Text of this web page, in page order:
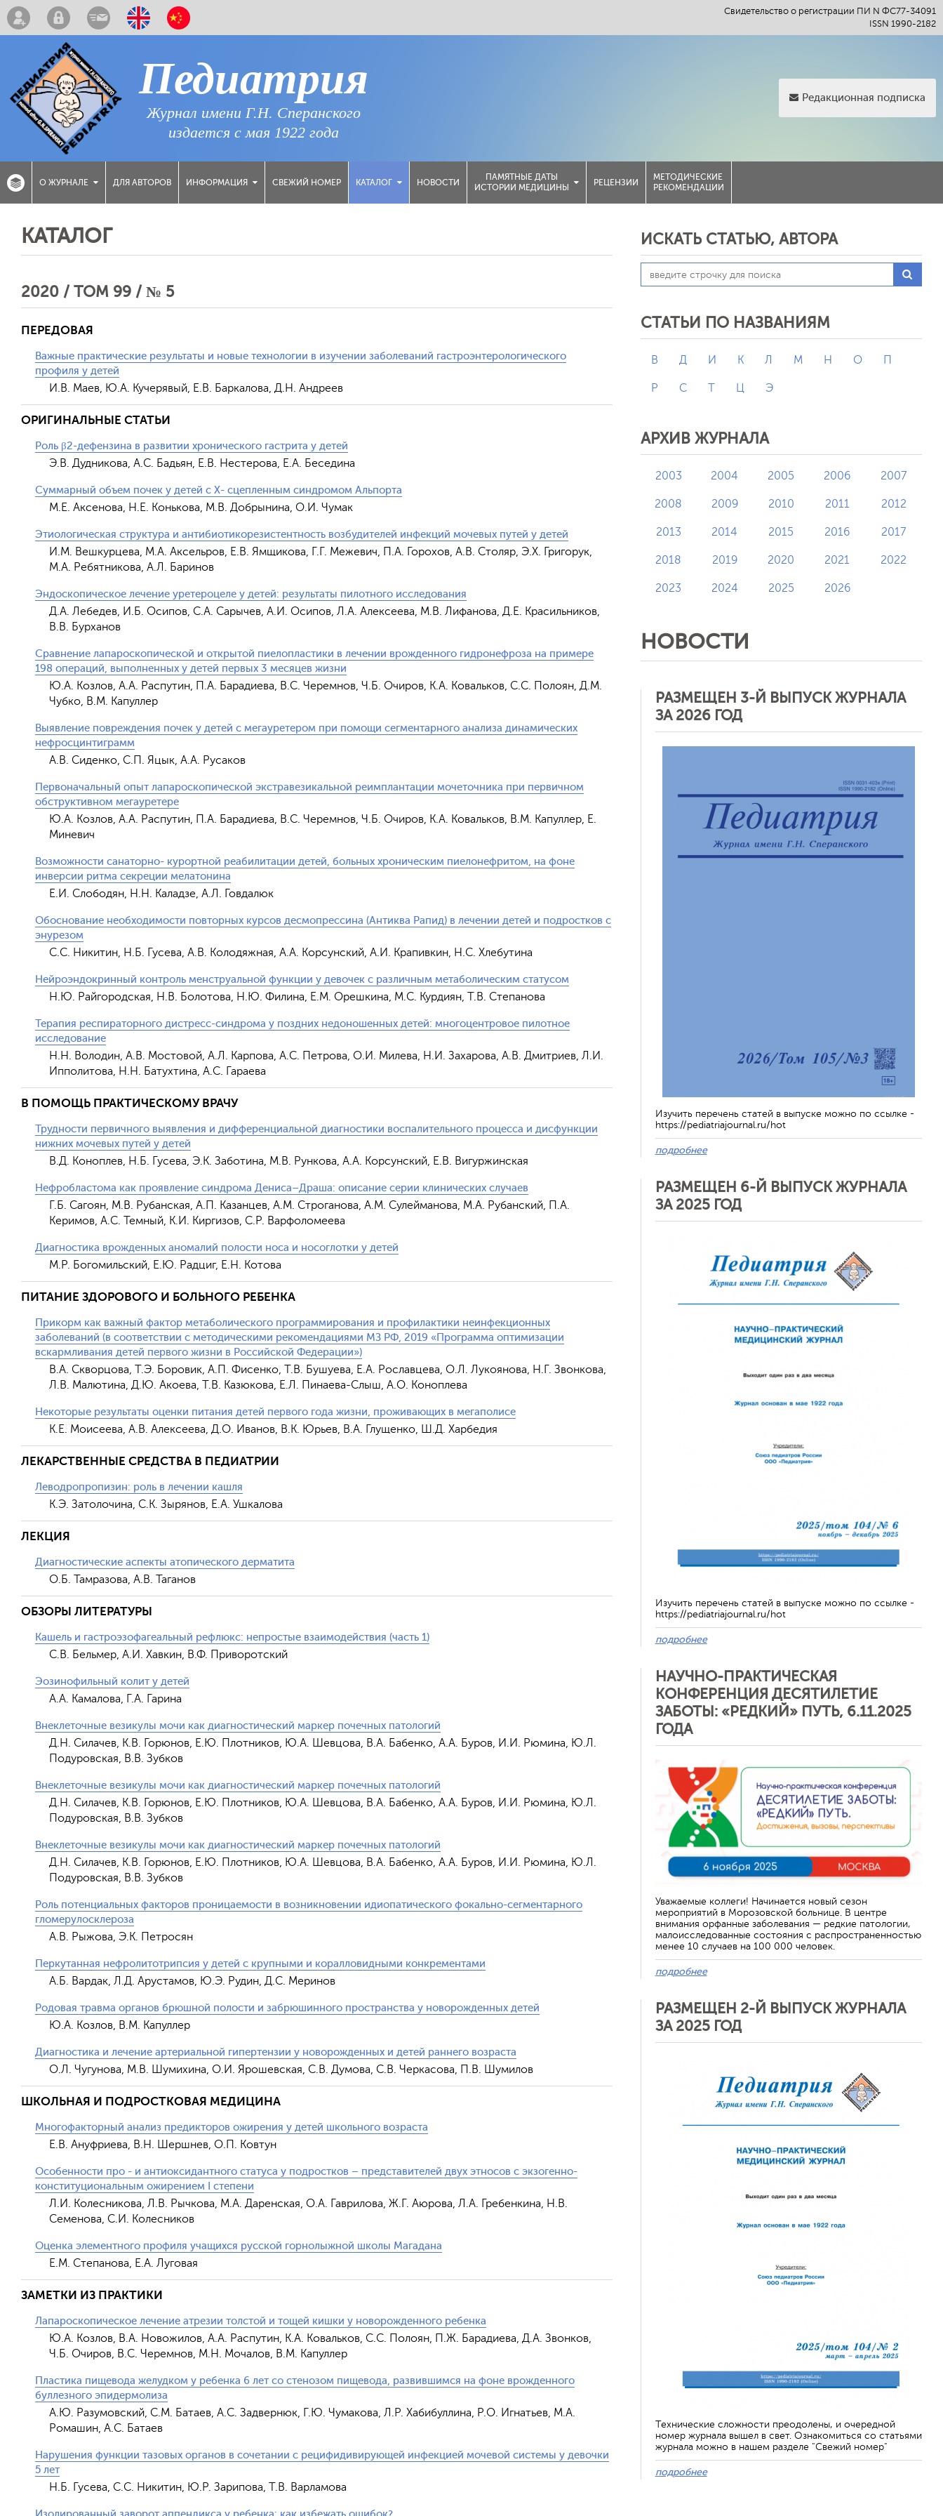
Свидетельство о регистрации ПИ N ФС77-34091
ISSN 1990-2182
Педиатрия
Журнал имени Г.Н. Сперанского
издается с мая 1922 года
Редакционная подписка
О ЖУРНАЛЕ ДЛЯ АВТОРОВ ИНФОРМАЦИЯ СВЕЖИЙ НОМЕР КАТАЛОГ НОВОСТИ
ПАМЯТНЫЕ ДАТЫ
ИСТОРИИ МЕДИЦИНЫ
РЕЦЕНЗИИ
МЕТОДИЧЕСКИЕ
РЕКОМЕНДАЦИИ
КАТАЛОГ
2020 / ТОМ 99 / № 5
ПЕРЕДОВАЯ
Важные практические результаты и новые технологии в изучении заболеваний гастроэнтерологического
профиля у детей
И.В. Маев, Ю.А. Кучерявый, Е.В. Баркалова, Д.Н. Андреев
ОРИГИНАЛЬНЫЕ СТАТЬИ
Роль β2-дефензина в развитии хронического гастрита у детей
Э.В. Дудникова, А.С. Бадьян, Е.В. Нестерова, Е.А. Беседина
Суммарный объем почек у детей с Х- сцепленным синдромом Альпорта
М.Е. Аксенова, Н.Е. Конькова, М.В. Добрынина, О.И. Чумак
Этиологическая структура и антибиотикорезистентность возбудителей инфекций мочевых путей у детей
И.М. Вешкурцева, М.А. Аксельров, Е.В. Ямщикова, Г.Г. Межевич, П.А. Горохов, А.В. Столяр, Э.Х. Григорук,
М.А. Ребятникова, А.Л. Баринов
Эндоскопическое лечение уретероцеле у детей: результаты пилотного исследования
Д.А. Лебедев, И.Б. Осипов, С.А. Сарычев, А.И. Осипов, Л.А. Алексеева, М.В. Лифанова, Д.Е. Красильников,
В.В. Бурханов
Сравнение лапароскопической и открытой пиелопластики в лечении врожденного гидронефроза на примере
198 операций, выполненных у детей первых 3 месяцев жизни
Ю.А. Козлов, А.А. Распутин, П.А. Барадиева, В.С. Черемнов, Ч.Б. Очиров, К.А. Ковальков, С.С. Полоян, Д.М.
Чубко, В.М. Капуллер
Выявление повреждения почек у детей с мегауретером при помощи сегментарного анализа динамических
нефросцинтиграмм
А.В. Сиденко, С.П. Яцык, А.А. Русаков
Первоначальный опыт лапароскопической экстравезикальной реимплантации мочеточника при первичном
обструктивном мегауретере
Ю.А. Козлов, А.А. Распутин, П.А. Барадиева, В.С. Черемнов, Ч.Б. Очиров, К.А. Ковальков, В.М. Капуллер, Е.
Миневич
Возможности санаторно- курортной реабилитации детей, больных хроническим пиелонефритом, на фоне
инверсии ритма секреции мелатонина
Е.И. Слободян, Н.Н. Каладзе, А.Л. Говдалюк
Обоснование необходимости повторных курсов десмопрессина (Антиква Рапид) в лечении детей и подростков с
энурезом
С.С. Никитин, Н.Б. Гусева, А.В. Колодяжная, А.А. Корсунский, А.И. Крапивкин, Н.С. Хлебутина
Нейроэндокринный контроль менструальной функции у девочек с различным метаболическим статусом
Н.Ю. Райгородская, Н.В. Болотова, Н.Ю. Филина, Е.М. Орешкина, М.С. Курдиян, Т.В. Степанова
Терапия респираторного дистресс-синдрома у поздних недоношенных детей: многоцентровое пилотное
исследование
Н.Н. Володин, А.В. Мостовой, А.Л. Карпова, А.С. Петрова, О.И. Милева, Н.И. Захарова, А.В. Дмитриев, Л.И.
Ипполитова, Н.Н. Батухтина, А.С. Гараева
В ПОМОЩЬ ПРАКТИЧЕСКОМУ ВРАЧУ
Трудности первичного выявления и дифференциальной диагностики воспалительного процесса и дисфункции
нижних мочевых путей у детей
В.Д. Коноплев, Н.Б. Гусева, Э.К. Заботина, М.В. Рункова, А.А. Корсунский, Е.В. Вигуржинская
Нефробластома как проявление синдрома Дениса–Драша: описание серии клинических случаев
Г.Б. Сагоян, М.В. Рубанская, А.П. Казанцев, А.М. Строганова, A.М. Сулейманова, М.А. Рубанский, П.А.
Керимов, А.С. Темный, К.И. Киргизов, С.Р. Варфоломеева
Диагностика врожденных аномалий полости носа и носоглотки у детей
М.Р. Богомильский, Е.Ю. Радциг, Е.Н. Котова
ПИТАНИЕ ЗДОРОВОГО И БОЛЬНОГО РЕБЕНКА
Прикорм как важный фактор метаболического программирования и профилактики неинфекционных
заболеваний (в соответствии с методическими рекомендациями МЗ РФ, 2019 «Программа оптимизации
вскармливания детей первого жизни в Российской Федерации»)
В.А. Скворцова, Т.Э. Боровик, А.П. Фисенко, Т.В. Бушуева, Е.А. Рославцева, О.Л. Лукоянова, Н.Г. Звонкова,
Л.В. Малютина, Д.Ю. Акоева, Т.В. Казюкова, Е.Л. Пинаева-Слыш, А.О. Коноплева
Некоторые результаты оценки питания детей первого года жизни, проживающих в мегаполисе
К.Е. Моисеева, А.В. Алексеева, Д.О. Иванов, В.К. Юрьев, В.А. Глущенко, Ш.Д. Харбедия
ЛЕКАРСТВЕННЫЕ СРЕДСТВА В ПЕДИАТРИИ
Леводропропизин: роль в лечении кашля
К.Э. Затолочина, С.К. Зырянов, Е.А. Ушкалова
ЛЕКЦИЯ
Диагностические аспекты атопического дерматита
О.Б. Тамразова, А.В. Таганов
ОБЗОРЫ ЛИТЕРАТУРЫ
Кашель и гастроэзофагеальный рефлюкс: непростые взаимодействия (часть 1)
С.В. Бельмер, А.И. Хавкин, В.Ф. Приворотский
Эозинофильный колит у детей
А.А. Камалова, Г.А. Гарина
Внеклеточные везикулы мочи как диагностический маркер почечных патологий
Д.Н. Силачев, К.В. Горюнов, Е.Ю. Плотников, Ю.А. Шевцова, В.А. Бабенко, А.А. Буров, И.И. Рюмина, Ю.Л.
Подуровская, В.В. Зубков
Внеклеточные везикулы мочи как диагностический маркер почечных патологий
Д.Н. Силачев, К.В. Горюнов, Е.Ю. Плотников, Ю.А. Шевцова, В.А. Бабенко, А.А. Буров, И.И. Рюмина, Ю.Л.
Подуровская, В.В. Зубков
Внеклеточные везикулы мочи как диагностический маркер почечных патологий
Д.Н. Силачев, К.В. Горюнов, Е.Ю. Плотников, Ю.А. Шевцова, В.А. Бабенко, А.А. Буров, И.И. Рюмина, Ю.Л.
Подуровская, В.В. Зубков
Роль потенциальных факторов проницаемости в возникновении идиопатического фокально-сегментарного
гломерулосклероза
А.В. Рыжова, Э.К. Петросян
Перкутанная нефролитотрипсия у детей с крупными и коралловидными конкрементами
А.Б. Вардак, Л.Д. Арустамов, Ю.Э. Рудин, Д.С. Меринов
Родовая травма органов брюшной полости и забрюшинного пространства у новорожденных детей
Ю.А. Козлов, В.М. Капуллер
Диагностика и лечение артериальной гипертензии у новорожденных и детей раннего возраста
О.Л. Чугунова, М.В. Шумихина, О.И. Ярошевская, С.В. Думова, С.В. Черкасова, П.В. Шумилов
ШКОЛЬНАЯ И ПОДРОСТКОВАЯ МЕДИЦИНА
Многофакторный анализ предикторов ожирения у детей школьного возраста
Е.В. Ануфриева, В.Н. Шершнев, О.П. Ковтун
Особенности про - и антиоксидантного статуса у подростков – представителей двух этносов с экзогенно-
конституциональным ожирением I степени
Л.И. Колесникова, Л.В. Рычкова, М.А. Даренская, О.А. Гаврилова, Ж.Г. Аюрова, Л.А. Гребенкина, Н.В.
Семенова, С.И. Колесников
Оценка элементного профиля учащихся русской горнолыжной школы Магадана
Е.М. Степанова, Е.А. Луговая
ЗАМЕТКИ ИЗ ПРАКТИКИ
Лапароскопическое лечение атрезии толстой и тощей кишки у новорожденного ребенка
Ю.А. Козлов, В.А. Новожилов, А.А. Распутин, К.А. Ковальков, С.С. Полоян, П.Ж. Барадиева, Д.А. Звонков,
Ч.Б. Очиров, В.С. Черемнов, М.Н. Мочалов, В.М. Капуллер
Пластика пищевода желудком у ребенка 6 лет со стенозом пищевода, развившимся на фоне врожденного
буллезного эпидермолиза
А.Ю. Разумовский, С.М. Батаев, А.С. Задвернюк, Г.Ю. Чумакова, Л.Р. Хабибуллина, Р.О. Игнатьев, М.А.
Ромашин, А.С. Батаев
Нарушения функции тазовых органов в сочетании с рецифидивирующей инфекцией мочевой системы у девочки
5 лет
Н.Б. Гусева, С.С. Никитин, Ю.Р. Зарипова, Т.В. Варламова
ИСКАТЬ СТАТЬЮ, АВТОРА
СТАТЬИ ПО НАЗВАНИЯМ
В Д И К Л М Н О П
Р С Т Ц Э
АРХИВ ЖУРНАЛА
2003 2004 2005 2006 2007
2008 2009 2010 2011 2012
2013 2014 2015 2016 2017
2018 2019 2020 2021 2022
2023 2024 2025 2026
НОВОСТИ
РАЗМЕЩЕН 3-Й ВЫПУСК ЖУРНАЛА
ЗА 2026 ГОД
Изучить перечень статей в выпуске можно по ссылке -
https://pediatriajournal.ru/hot
подробнее
РАЗМЕЩЕН 6-Й ВЫПУСК ЖУРНАЛА
ЗА 2025 ГОД
Изучить перечень статей в выпуске можно по ссылке -
https://pediatriajournal.ru/hot
подробнее
НАУЧНО-ПРАКТИЧЕСКАЯ
КОНФЕРЕНЦИЯ ДЕСЯТИЛЕТИЕ
ЗАБОТЫ: «РЕДКИЙ» ПУТЬ, 6.11.2025
ГОДА
Уважаемые коллеги! Начинается новый сезон
мероприятий в Морозовской больнице. В центре
внимания орфанные заболевания — редкие патологии,
малоисследованные состояния с распространенностью
менее 10 случаев на 100 000 человек.
подробнее
РАЗМЕЩЕН 2-Й ВЫПУСК ЖУРНАЛА
ЗА 2025 ГОД
Технические сложности преодолены, и очередной
номер журнала вышел в свет. Ознакомиться со статьями
журнала можно в нашем разделе "Свежий номер"
подробнее
Обратная связь
Отменить